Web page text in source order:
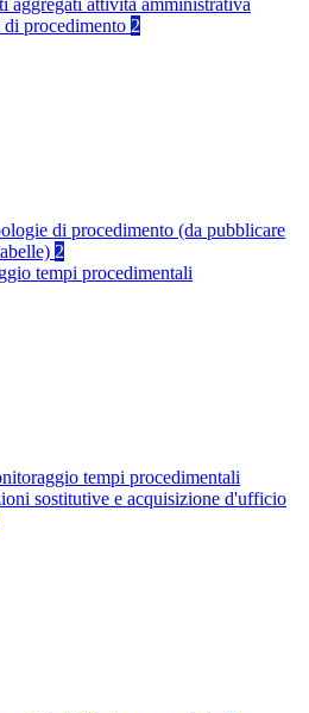
aggregati attività amministrativa
procedimento 2
di procedimento (da pubblicare
2
tempi procedimentali
tempi procedimentali
sostitutive e acquisizione d'ufficio